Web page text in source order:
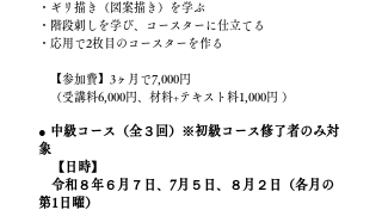
・ギリ描き（図案描き）を学ぶ
・階段刺しを学び、コースターに仕立てる
・応用で2枚目のコースターを作る
【参加費】3ヶ月で7,000円
（受講料6,000円、材料+テキスト料1,000円 ）
● 中級コース（全３回）※初級コース修了者のみ対
象
【日時】
令和８年６月７日、7月５日、８月２日（各月の
第1日曜）